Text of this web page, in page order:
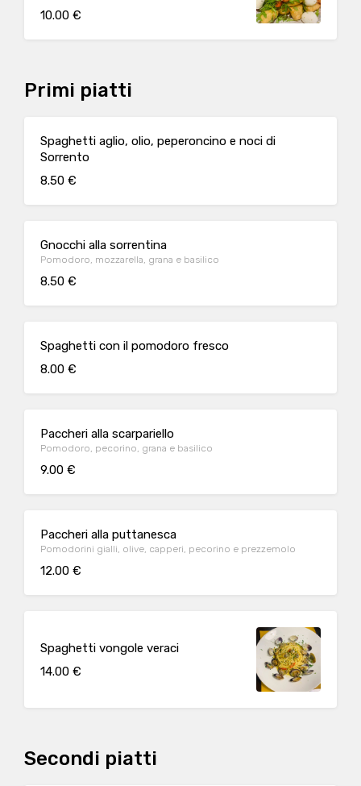
10.00 €
Primi piatti
Spaghetti aglio, olio, peperoncino e noci di
Sorrento
8.50 €
Gnocchi alla sorrentina
Pomodoro, mozzarella, grana e basilico
8.50 €
Spaghetti con il pomodoro fresco
8.00 €
Paccheri alla scarpariello
Pomodoro, pecorino, grana e basilico
9.00 €
Paccheri alla puttanesca
Pomodorini gialli, olive, capperi, pecorino e prezzemolo
12.00 €
Spaghetti vongole veraci
14.00 €
Secondi piatti